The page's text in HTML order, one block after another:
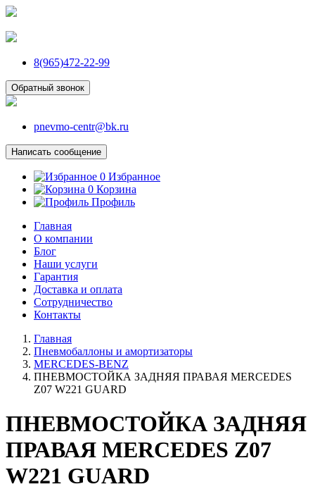
8(965)472-22-99
Обратный звонок
pnevmo-centr@bk.ru
Написать сообщение
0 Избранное
0 Корзина
Профиль
Главная
О компании
Блог
Наши услуги
Гарантия
Доставка и оплата
Сотрудничество
Контакты
Главная
Пневмобаллоны и амортизаторы
MERCEDES-BENZ
ПНЕВМОСТОЙКА ЗАДНЯЯ ПРАВАЯ MERCEDES
Z07 W221 GUARD
ПНЕВМОСТОЙКА ЗАДНЯЯ
ПРАВАЯ MERCEDES Z07
W221 GUARD